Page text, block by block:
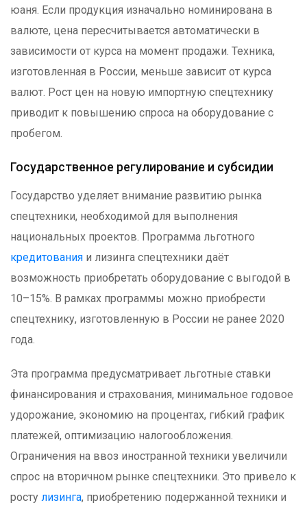
юаня. Если продукция изначально номинирована в
валюте, цена пересчитывается автоматически в
зависимости от курса на момент продажи. Техника,
изготовленная в России, меньше зависит от курса
валют. Рост цен на новую импортную спецтехнику
приводит к повышению спроса на оборудование с
пробегом.
Государственное регулирование и субсидии
Государство уделяет внимание развитию рынка
спецтехники, необходимой для выполнения
национальных проектов. Программа льготного
кредитования и лизинга спецтехники даёт
возможность приобретать оборудование с выгодой в
10–15%. В рамках программы можно приобрести
спецтехнику, изготовленную в России не ранее 2020
года.
Эта программа предусматривает льготные ставки
финансирования и страхования, минимальное годовое
удорожание, экономию на процентах, гибкий график
платежей, оптимизацию налогообложения.
Ограничения на ввоз иностранной техники увеличили
спрос на вторичном рынке спецтехники. Это привело к
росту лизинга, приобретению подержанной техники и